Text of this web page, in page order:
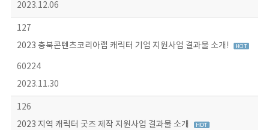
2023.12.06
127
2023 충북콘텐츠코리아랩 캐릭터 기업 지원사업 결과물 소개!
60224
2023.11.30
126
2023 지역 캐릭터 굿즈 제작 지원사업 결과물 소개